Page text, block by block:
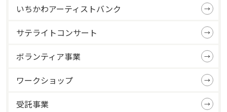
いちかわアーティストバンク
サテライトコンサート
ボランティア事業
ワークショップ
受託事業